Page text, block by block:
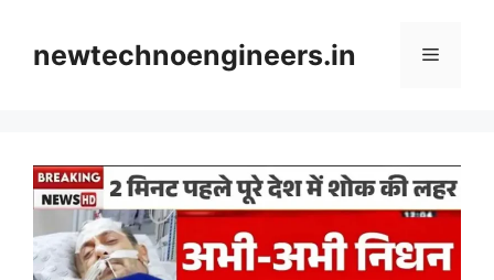
contentnewtechnoengineers.in Menu